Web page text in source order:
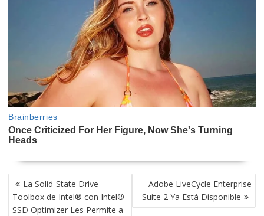
NAVEGACIÓN
DE
ENTRADAS
La Solid-State Drive
Toolbox de Intel® con Intel®
SSD Optimizer Les Permite a
Adobe LiveCycle Enterprise
Suite 2 Ya Está Disponible